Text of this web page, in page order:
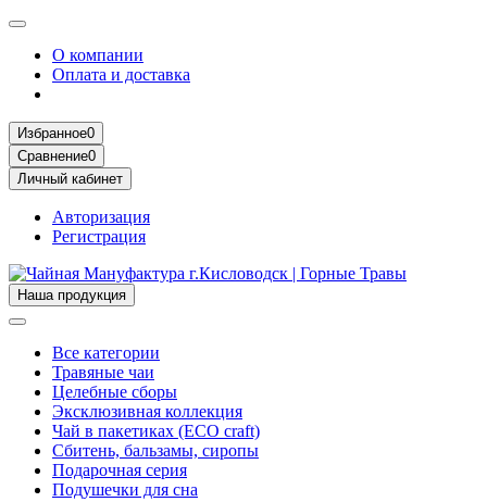
О компании
Оплата и доставка
Избранное0
Сравнение0
Личный кабинет
Авторизация
Регистрация
Наша продукция
Все категории
Травяные чаи
Целебные сборы
Эксклюзивная коллекция
Чай в пакетиках (ECO craft)
Сбитень, бальзамы, сиропы
Подарочная серия
Подушечки для сна